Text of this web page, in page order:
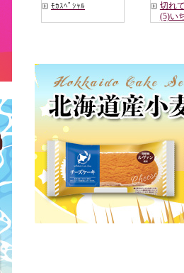
ﾓｶｽﾍﾟｼｬﾙ
切れ
(5)い